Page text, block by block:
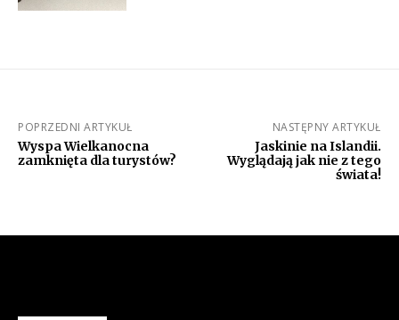
POPRZEDNI ARTYKUŁ
Wyspa Wielkanocna
zamknięta dla turystów?
NASTĘPNY ARTYKUŁ
Jaskinie na Islandii.
Wyglądają jak nie z tego
świata!